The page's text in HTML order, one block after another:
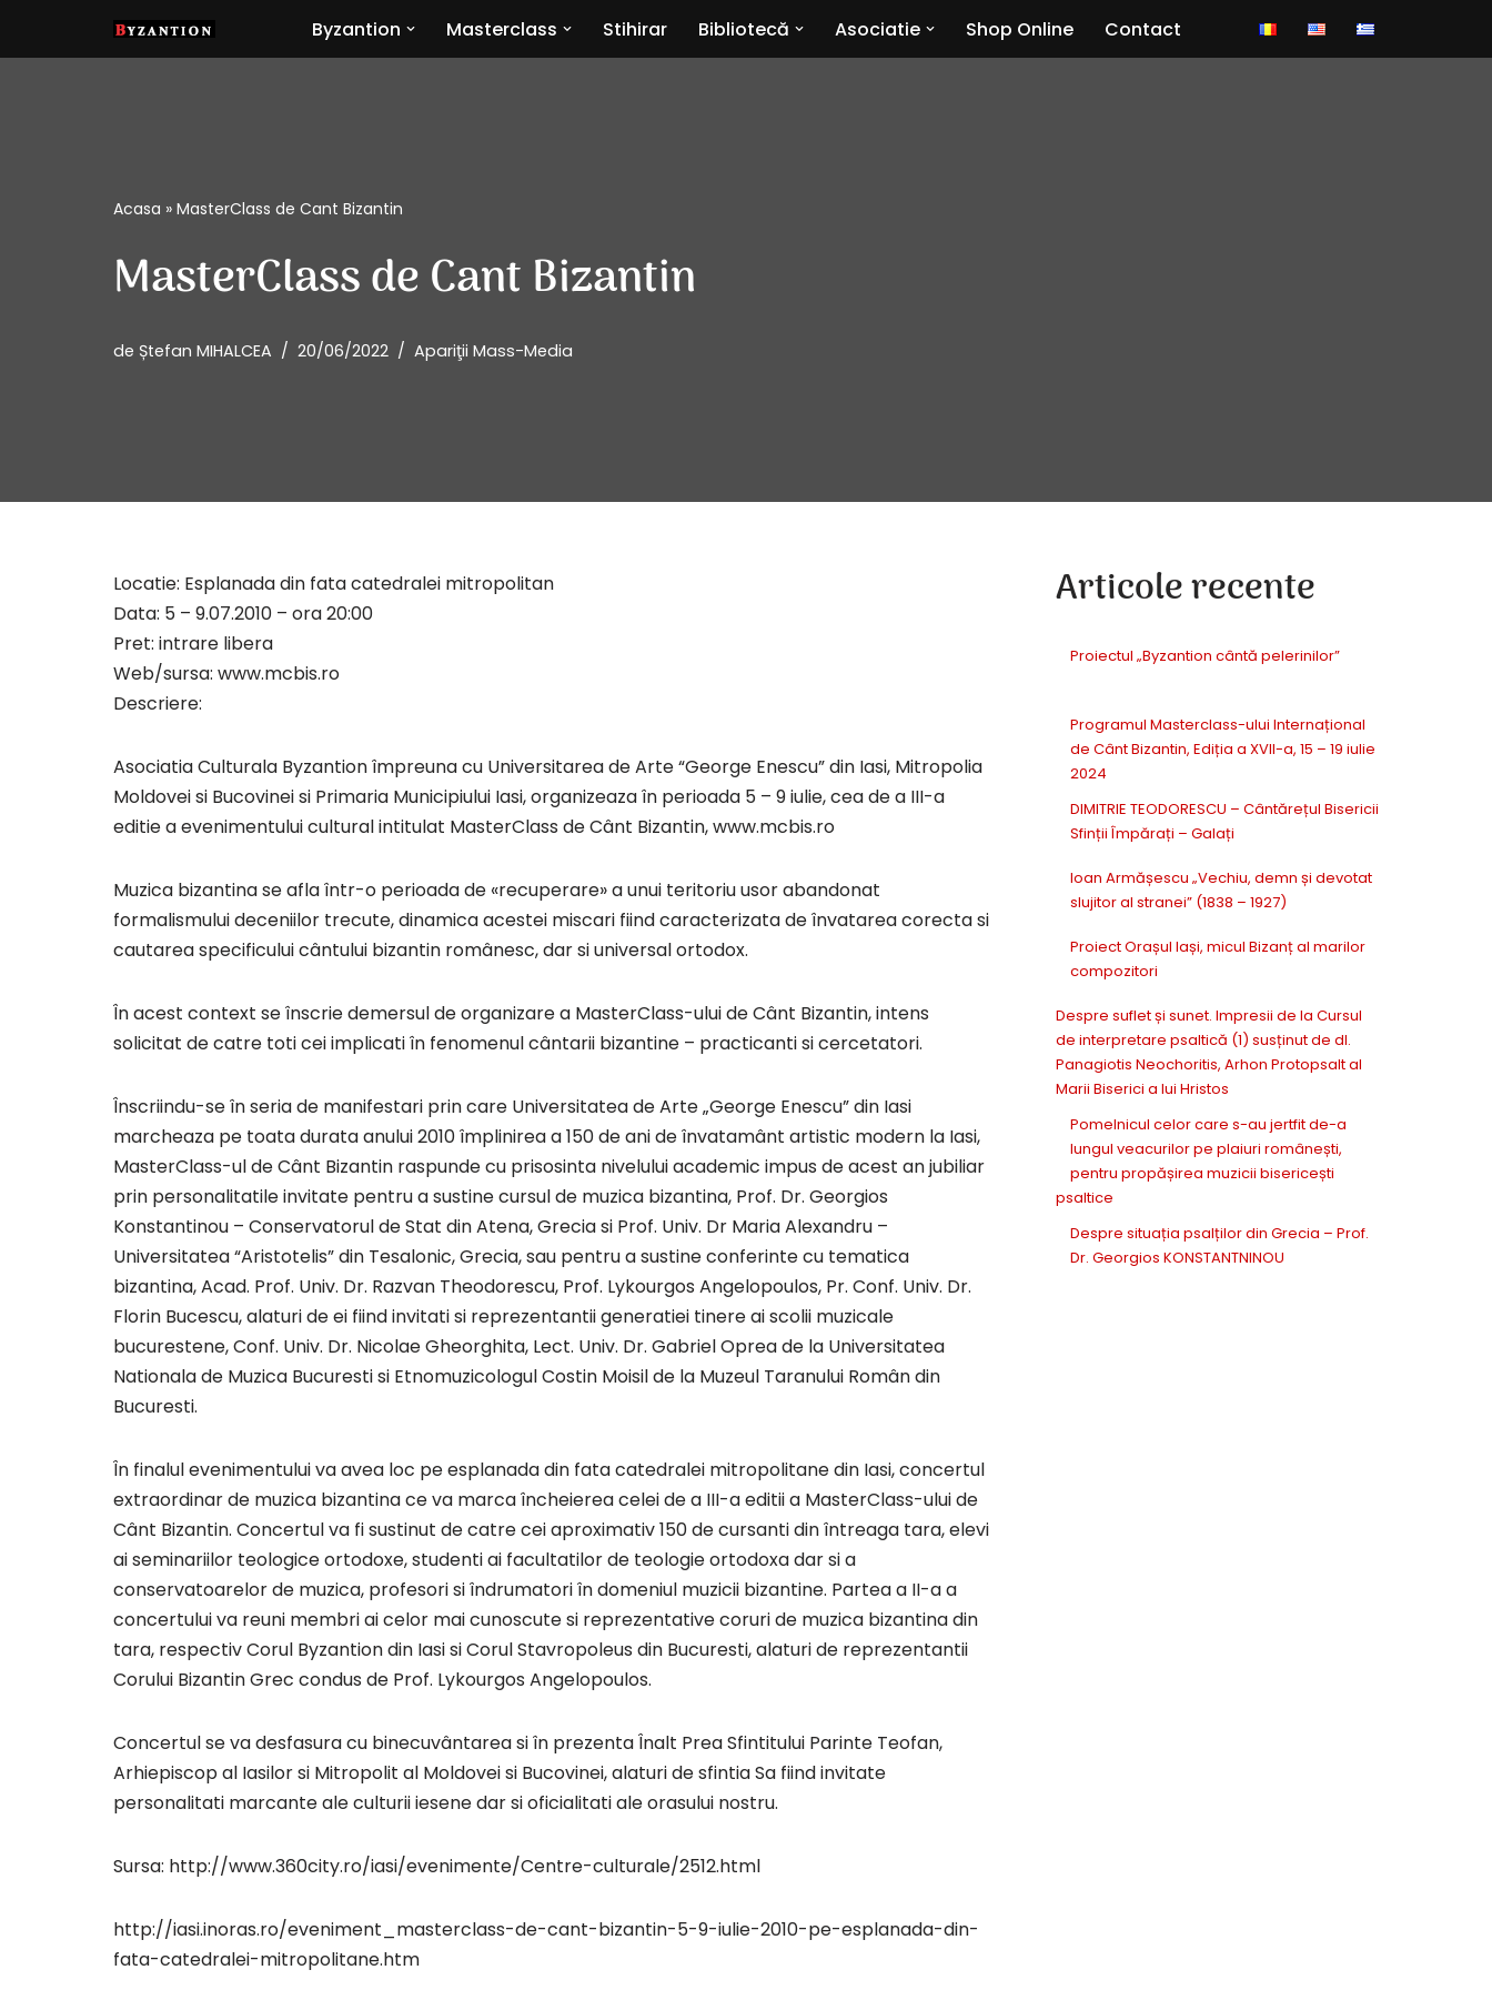
Sari
Byzantion Masterclass Stihirar Bibliotecă Asociatie Shop Online Contact
Acasa » MasterClass de Cant Bizantin
MasterClass de Cant Bizantin
de Ștefan MIHALCEA 20/06/2022 Apariţii Mass-Media
Locatie: Esplanada din fata catedralei mitropolitan
Data: 5 – 9.07.2010 – ora 20:00
Pret: intrare libera
Web/sursa: www.mcbis.ro
Descriere:
Asociatia Culturala Byzantion împreuna cu Universitarea de Arte “George Enescu” din Iasi, Mitropolia
Moldovei si Bucovinei si Primaria Municipiului Iasi, organizeaza în perioada 5 – 9 iulie, cea de a III-a
editie a evenimentului cultural intitulat MasterClass de Cânt Bizantin, www.mcbis.ro
Muzica bizantina se afla într-o perioada de «recuperare» a unui teritoriu usor abandonat
formalismului deceniilor trecute, dinamica acestei miscari fiind caracterizata de învatarea corecta si
cautarea specificului cântului bizantin românesc, dar si universal ortodox.
În acest context se înscrie demersul de organizare a MasterClass-ului de Cânt Bizantin, intens
solicitat de catre toti cei implicati în fenomenul cântarii bizantine – practicanti si cercetatori.
Înscriindu-se în seria de manifestari prin care Universitatea de Arte „George Enescu” din Iasi
marcheaza pe toata durata anului 2010 împlinirea a 150 de ani de învatamânt artistic modern la Iasi,
MasterClass-ul de Cânt Bizantin raspunde cu prisosinta nivelului academic impus de acest an jubiliar
prin personalitatile invitate pentru a sustine cursul de muzica bizantina, Prof. Dr. Georgios
Konstantinou – Conservatorul de Stat din Atena, Grecia si Prof. Univ. Dr Maria Alexandru –
Universitatea “Aristotelis” din Tesalonic, Grecia, sau pentru a sustine conferinte cu tematica
bizantina, Acad. Prof. Univ. Dr. Razvan Theodorescu, Prof. Lykourgos Angelopoulos, Pr. Conf. Univ. Dr.
Florin Bucescu, alaturi de ei fiind invitati si reprezentantii generatiei tinere ai scolii muzicale
bucurestene, Conf. Univ. Dr. Nicolae Gheorghita, Lect. Univ. Dr. Gabriel Oprea de la Universitatea
Nationala de Muzica Bucuresti si Etnomuzicologul Costin Moisil de la Muzeul Taranului Român din
Bucuresti.
În finalul evenimentului va avea loc pe esplanada din fata catedralei mitropolitane din Iasi, concertul
extraordinar de muzica bizantina ce va marca încheierea celei de a III-a editii a MasterClass-ului de
Cânt Bizantin. Concertul va fi sustinut de catre cei aproximativ 150 de cursanti din întreaga tara, elevi
ai seminariilor teologice ortodoxe, studenti ai facultatilor de teologie ortodoxa dar si a
conservatoarelor de muzica, profesori si îndrumatori în domeniul muzicii bizantine. Partea a II-a a
concertului va reuni membri ai celor mai cunoscute si reprezentative coruri de muzica bizantina din
tara, respectiv Corul Byzantion din Iasi si Corul Stavropoleus din Bucuresti, alaturi de reprezentantii
Corului Bizantin Grec condus de Prof. Lykourgos Angelopoulos.
Concertul se va desfasura cu binecuvântarea si în prezenta Înalt Prea Sfintitului Parinte Teofan,
Arhiepiscop al Iasilor si Mitropolit al Moldovei si Bucovinei, alaturi de sfintia Sa fiind invitate
personalitati marcante ale culturii iesene dar si oficialitati ale orasului nostru.
Sursa: http://www.360city.ro/iasi/evenimente/Centre-culturale/2512.html
http://iasi.inoras.ro/eveniment_masterclass-de-cant-bizantin-5-9-iulie-2010-pe-esplanada-din-
fata-catedralei-mitropolitane.htm
Articole recente
Proiectul „Byzantion cântă pelerinilor”
Programul Masterclass-ului Internațional
de Cânt Bizantin, Ediția a XVII-a, 15 – 19 iulie
2024
DIMITRIE TEODORESCU – Cântărețul Bisericii
Sfinții Împărați – Galați
Ioan Armășescu „Vechiu, demn și devotat
slujitor al stranei” (1838 – 1927)
Proiect Orașul Iași, micul Bizanț al marilor
compozitori
Despre suflet și sunet. Impresii de la Cursul
de interpretare psaltică (1) susținut de dl.
Panagiotis Neochoritis, Arhon Protopsalt al
Marii Biserici a lui Hristos
Pomelnicul celor care s-au jertfit de-a
lungul veacurilor pe plaiuri românești,
pentru propășirea muzicii bisericești
psaltice
Despre situația psalților din Grecia – Prof.
Dr. Georgios KONSTANTNINOU